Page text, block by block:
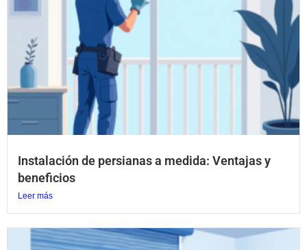
Instalación de persianas a medida: Ventajas y
beneficios
Leer más